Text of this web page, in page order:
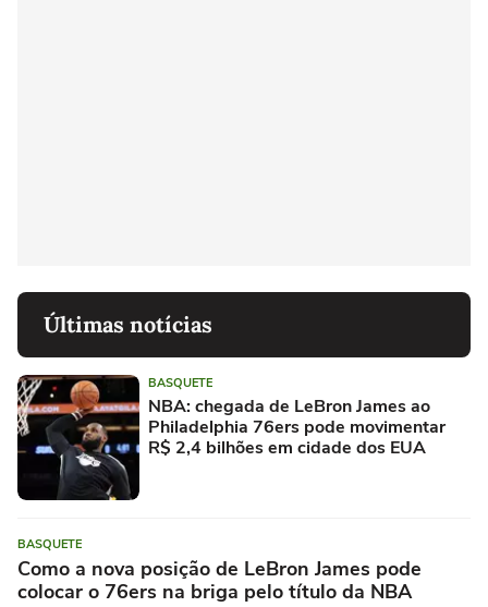
Últimas notícias
BASQUETE
NBA: chegada de LeBron James ao
Philadelphia 76ers pode movimentar
R$ 2,4 bilhões em cidade dos EUA
BASQUETE
Como a nova posição de LeBron James pode
colocar o 76ers na briga pelo título da NBA